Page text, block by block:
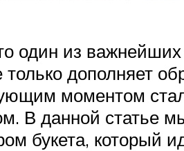
один из
дополняет
моментом
В данной статье
букета, который